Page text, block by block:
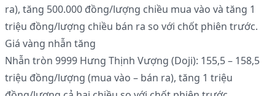
ra), tăng 500.000 đồng/lượng chiều mua vào và tăng 1
triệu đồng/lượng chiều bán ra so với chốt phiên trước.
Giá vàng nhẫn tăng
Nhẫn tròn 9999 Hưng Thịnh Vượng (Doji): 155,5 – 158,5
triệu đồng/lượng (mua vào – bán ra), tăng 1 triệu